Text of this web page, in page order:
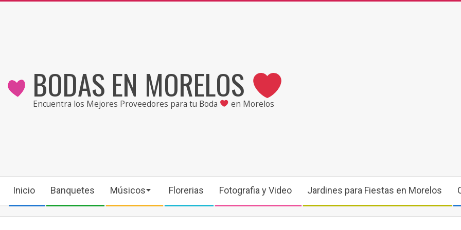
BODAS EN MORELOS
Encuentra los Mejores Proveedores para tu Boda en Morelos
Secondary
Menu
Inicio Banquetes Músicos Florerias Fotografia y Video Jardines para Fiestas en Morelos